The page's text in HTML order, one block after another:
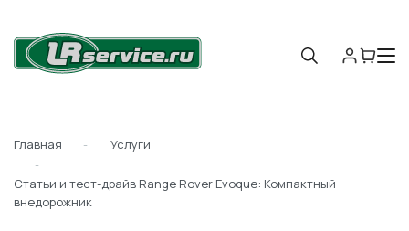
Главная Услуги
Статьи и тест-драйв Range Rover Evoque: Компактный
внедорожник